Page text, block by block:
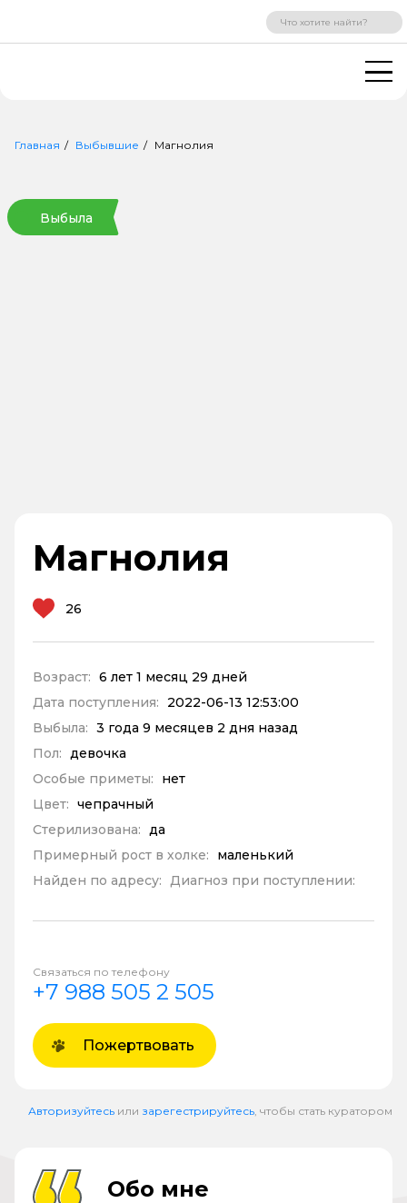
ВХОД РЕГИСТРАЦИЯ
Главная Выбывшие Магнолия
Выбыла
Магнолия
26
Возраст: 6 лет 1 месяц 29 дней
Дата поступления:
2022-06-13 12:53:00
Выбыла: 3 года 9 месяцев 2 дня назад
Пол: девочка
Особые приметы:
нет
Цвет: чепрачный
Стерилизована: да
Примерный рост в холке:
маленький
Найден по адресу: Диагноз при поступлении:
Связаться по телефону
+7 988 505 2 505
Пожертвовать
Авторизуйтесь или зарегестрируйтесь , чтобы стать куратором
Обо мне